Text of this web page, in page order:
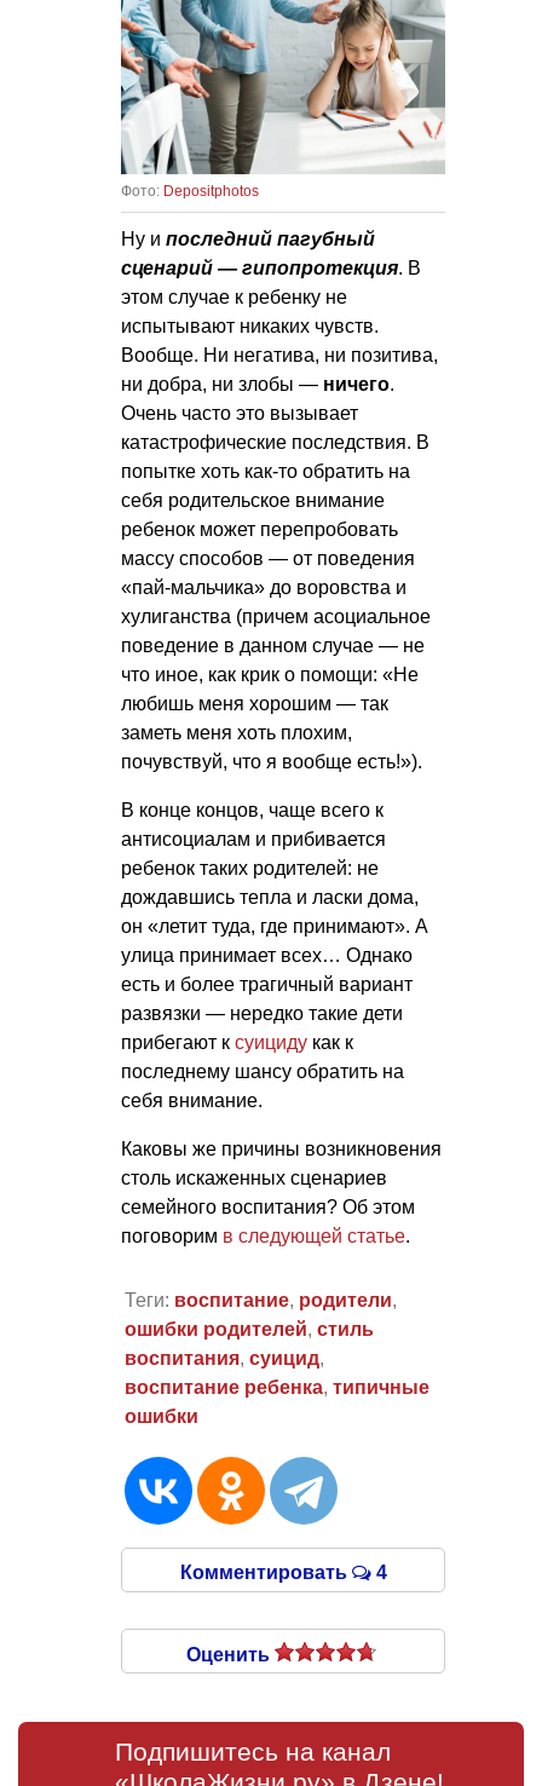
Фото: Depositphotos
Ну и последний пагубный
сценарий — гипопротекция. В
этом случае к ребенку не
испытывают никаких чувств.
Вообще. Ни негатива, ни позитива,
ни добра, ни злобы — ничего.
Очень часто это вызывает
катастрофические последствия. В
попытке хоть как-то обратить на
себя родительское внимание
ребенок может перепробовать
массу способов — от поведения
«пай-мальчика» до воровства и
хулиганства (причем асоциальное
поведение в данном случае — не
что иное, как крик о помощи: «Не
любишь меня хорошим — так
заметь меня хоть плохим,
почувствуй, что я вообще есть!»).
В конце концов, чаще всего к
антисоциалам и прибивается
ребенок таких родителей: не
дождавшись тепла и ласки дома,
он «летит туда, где принимают». А
улица принимает всех… Однако
есть и более трагичный вариант
развязки — нередко такие дети
прибегают к суициду как к
последнему шансу обратить на
себя внимание.
Каковы же причины возникновения
столь искаженных сценариев
семейного воспитания? Об этом
поговорим в следующей статье.
Теги: воспитание, родители,
ошибки родителей, стиль
воспитания, суицид,
воспитание ребенка, типичные
ошибки
Комментировать 4
Оценить
Подпишитесь на канал